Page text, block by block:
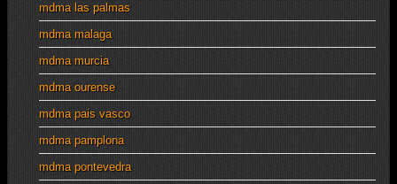
mdma las palmas
mdma malaga
mdma murcia
mdma ourense
mdma pais vasco
mdma pamplona
mdma pontevedra